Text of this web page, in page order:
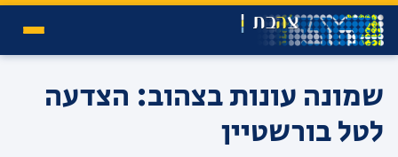
שמונה עונות בצהוב: הצדעה
לטל בורשטיין